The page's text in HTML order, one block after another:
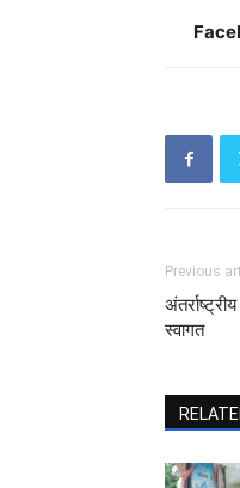
Previous
स्वागत